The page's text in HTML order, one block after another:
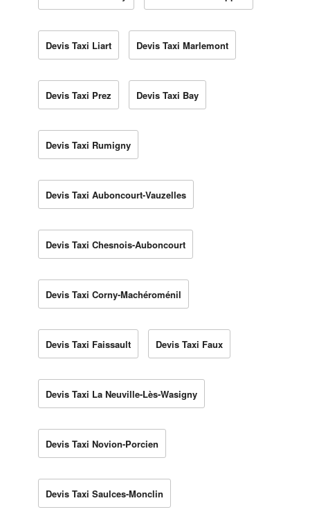
Devis Taxi Liart Devis Taxi Marlemont
Devis Taxi Prez Devis Taxi Bay
Devis Taxi Rumigny
Devis Taxi Auboncourt-Vauzelles
Devis Taxi Chesnois-Auboncourt
Devis Taxi Corny-Machéroménil
Devis Taxi Faissault Devis Taxi Faux
Devis Taxi La Neuville-Lès-Wasigny
Devis Taxi Novion-Porcien
Devis Taxi Saulces-Monclin